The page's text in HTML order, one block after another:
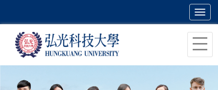
主